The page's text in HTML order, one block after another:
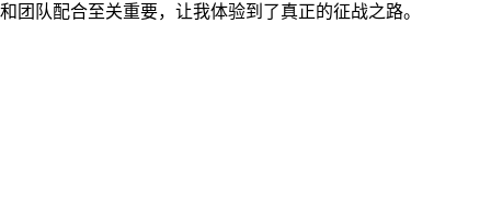
团队配合至关重要，让我体验到了真正的征战之路。